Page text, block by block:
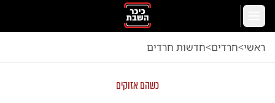
דלג לתוכן הראשי
ראשי<חרדים<חדשות חרדים
כשהם אזוקים